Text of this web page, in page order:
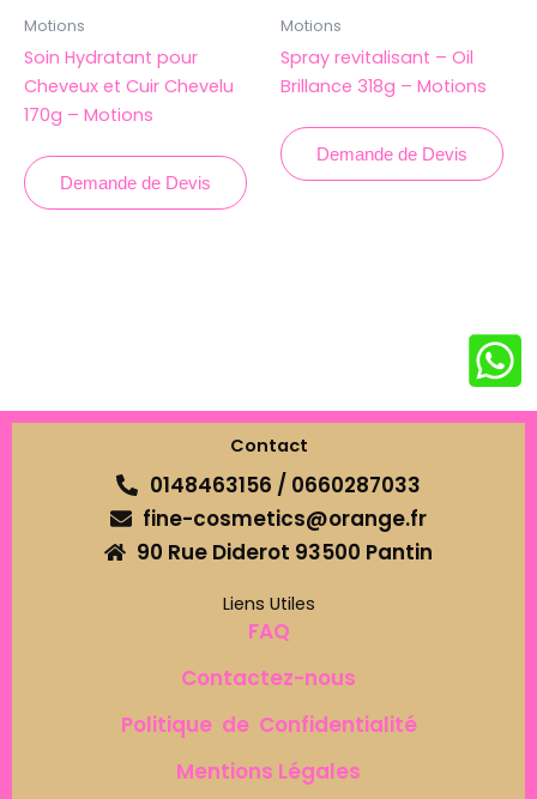
Motions
Soin Hydratant pour
Cheveux et Cuir Chevelu
170g – Motions
Demande de Devis
Motions
Spray revitalisant – Oil
Brillance 318g – Motions
Demande de Devis
Contact
0148463156 / 0660287033
fine-cosmetics@orange.fr
90 Rue Diderot 93500 Pantin
Liens Utiles
FAQ
Contactez-nous
Politique de Confidentialité
Mentions Légales